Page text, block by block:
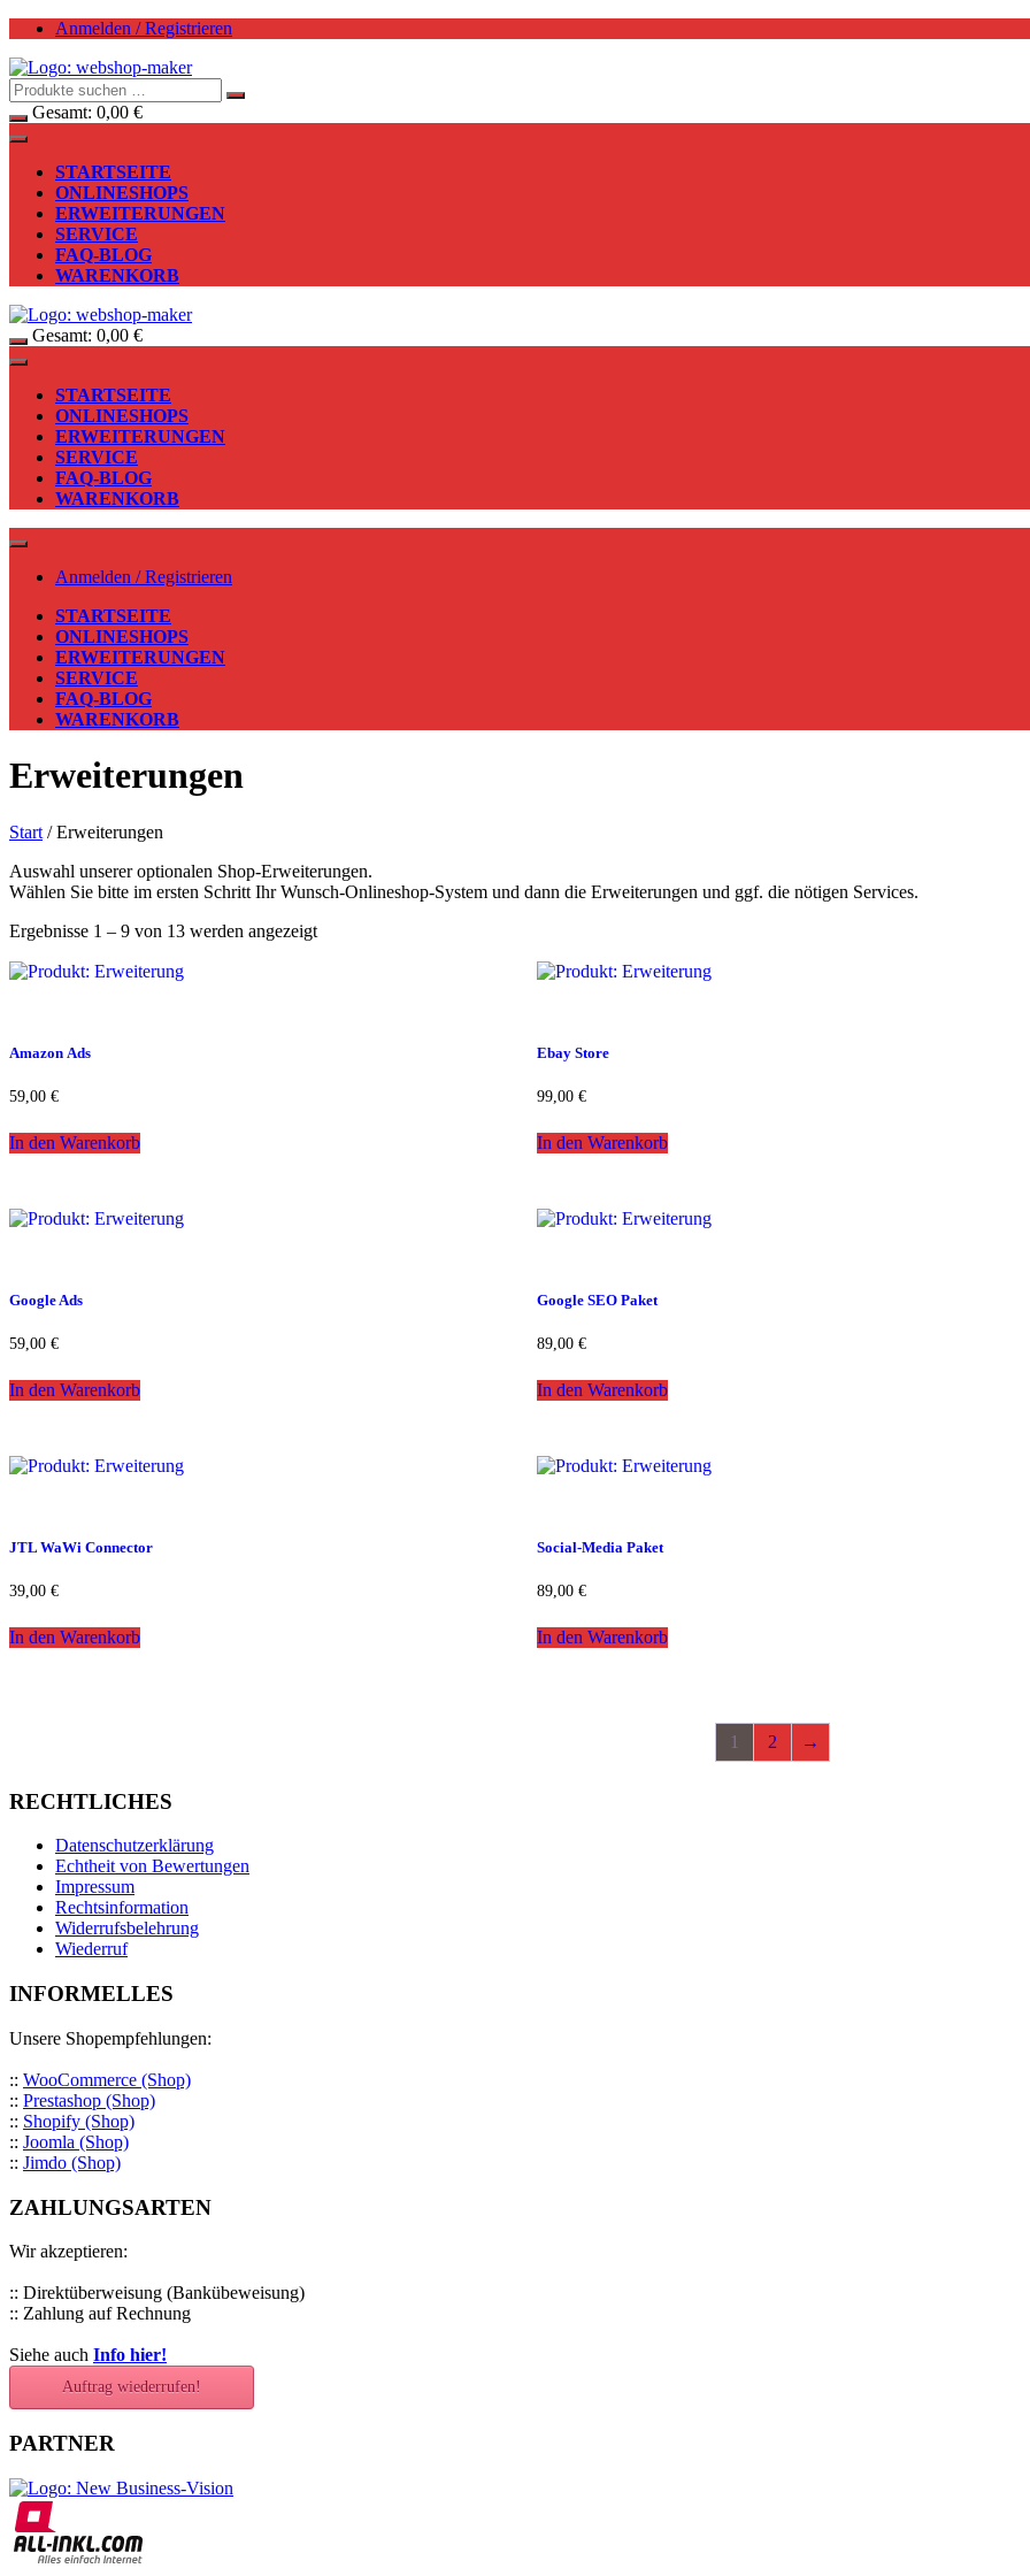
Zum
springen
Anmelden / Registrieren
Gesamt: 0,00 €
STARTSEITE
ONLINESHOPS
ERWEITERUNGEN
SERVICE
FAQ-BLOG
WARENKORB
Gesamt: 0,00 €
STARTSEITE
ONLINESHOPS
ERWEITERUNGEN
SERVICE
FAQ-BLOG
WARENKORB
Anmelden / Registrieren
STARTSEITE
ONLINESHOPS
ERWEITERUNGEN
SERVICE
FAQ-BLOG
WARENKORB
Erweiterungen
Start / Erweiterungen
Auswahl unserer optionalen Shop-Erweiterungen.
Wählen Sie bitte im ersten Schritt Ihr Wunsch-Onlineshop-System und dann die Erweiterungen und ggf. die nötigen Services.
Ergebnisse 1 – 9 von 13 werden angezeigt
Amazon Ads
59,00 €
In den Warenkorb
Ebay Store
99,00 €
In den Warenkorb
Google Ads
59,00 €
In den Warenkorb
Google SEO Paket
89,00 €
In den Warenkorb
JTL WaWi Connector
39,00 €
In den Warenkorb
Social-Media Paket
89,00 €
In den Warenkorb
1 2 →
RECHTLICHES
Datenschutzerklärung
Echtheit von Bewertungen
Impressum
Rechtsinformation
Widerrufsbelehrung
Wiederruf
INFORMELLES
Unsere Shopempfehlungen:
:: WooCommerce (Shop)
:: Prestashop (Shop)
:: Shopify (Shop)
:: Joomla (Shop)
:: Jimdo (Shop)
ZAHLUNGSARTEN
Wir akzeptieren:
:: Direktüberweisung (Bankübeweisung)
:: Zahlung auf Rechnung
Siehe auch Info hier!
Auftrag wiederrufen!
PARTNER